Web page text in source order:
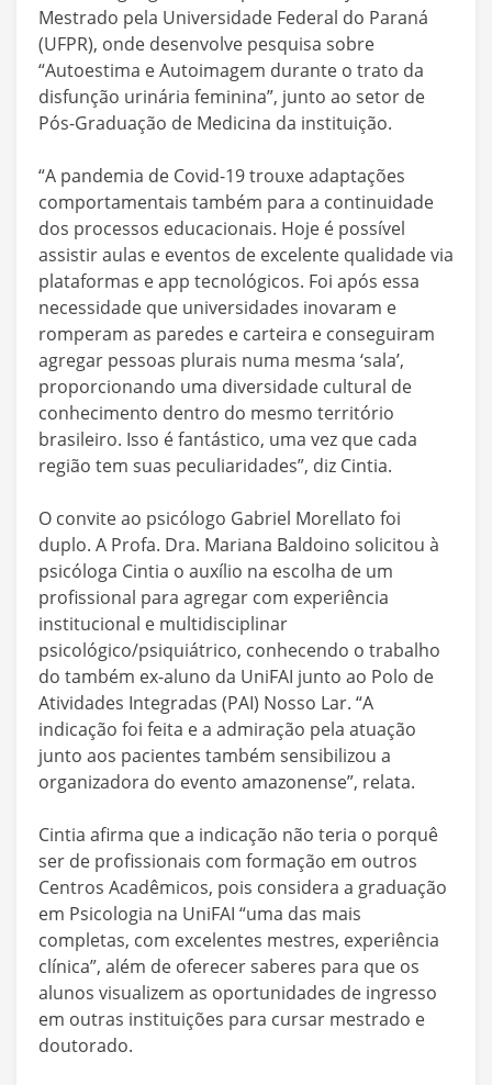
Mestrado pela Universidade Federal do Paraná
(UFPR), onde desenvolve pesquisa sobre
“Autoestima e Autoimagem durante o trato da
disfunção urinária feminina”, junto ao setor de
Pós-Graduação de Medicina da instituição.
“A pandemia de Covid-19 trouxe adaptações
comportamentais também para a continuidade
dos processos educacionais. Hoje é possível
assistir aulas e eventos de excelente qualidade via
plataformas e app tecnológicos. Foi após essa
necessidade que universidades inovaram e
romperam as paredes e carteira e conseguiram
agregar pessoas plurais numa mesma ‘sala’,
proporcionando uma diversidade cultural de
conhecimento dentro do mesmo território
brasileiro. Isso é fantástico, uma vez que cada
região tem suas peculiaridades”, diz Cintia.
O convite ao psicólogo Gabriel Morellato foi
duplo. A Profa. Dra. Mariana Baldoino solicitou à
psicóloga Cintia o auxílio na escolha de um
profissional para agregar com experiência
institucional e multidisciplinar
psicológico/psiquiátrico, conhecendo o trabalho
do também ex-aluno da UniFAI junto ao Polo de
Atividades Integradas (PAI) Nosso Lar. “A
indicação foi feita e a admiração pela atuação
junto aos pacientes também sensibilizou a
organizadora do evento amazonense”, relata.
Cintia afirma que a indicação não teria o porquê
ser de profissionais com formação em outros
Centros Acadêmicos, pois considera a graduação
em Psicologia na UniFAI “uma das mais
completas, com excelentes mestres, experiência
clínica”, além de oferecer saberes para que os
alunos visualizem as oportunidades de ingresso
em outras instituições para cursar mestrado e
doutorado.